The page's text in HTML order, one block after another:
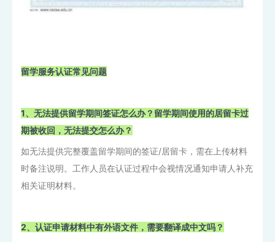
留学服务认证常见问题
1、 无法提供留学期间签证怎么办？留学期间使用的居留卡过
期被收回，无法提交怎么办？
如无法提供完整覆盖留学期间的签证/居留卡，需在上传材料
时备注说明。工作人员在认证过程中会视情况通知申请人补充
相关证明材料。
2、认证申请材料中有外语文件，需要翻译成中文吗？